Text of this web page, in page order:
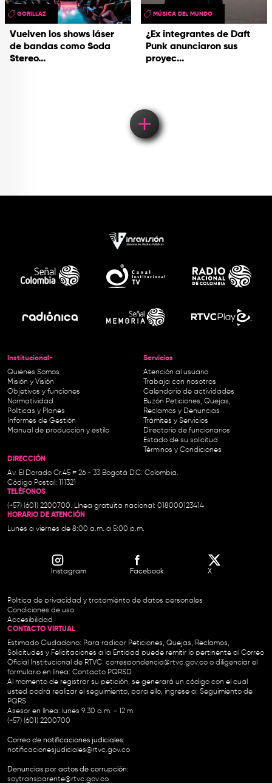
Vuelven los shows láser
de bandas como Soda
Stereo...
GORILLAZ
¿Ex integrantes de Daft
Punk anunciaron sus
proyec...
MÚSICA DEL MUNDO
Load More
Institucional-
Quiénes Somos
Misión y Visión
Objetivos y funciones
Normatividad
Políticas y Planes
Informes de Gestión
Manual de producción y estilo
Servicios
Atención al usuario
Trabaja con nosotros
Calendario de actividades
Buzón Peticiones, Quejas,
Reclamos y Denuncias
Trámites y Servicios
Directorio de funcionarios
Estado de su solicitud
Términos y Condiciones
DIRECCIÓN
Av. El Dorado Cr.45 # 26 - 33 Bogotá D.C. Colombia.
Código Postal: 111321
TELÉFONOS
(+57) (601) 2200700. Línea gratuita nacional: 018000123414
HORARIO DE ATENCIÓN
Lunes a viernes de 8:00 a.m. a 5:00 p.m.
Instagram Facebook X
Política de privacidad y tratamiento de datos personales
Condiciones de uso
Accesibilidad
CONTACTO VIRTUAL
Estimado Ciudadano: Para radicar Peticiones, Quejas, Reclamos,
Solicitudes y Felicitaciones a la Entidad puede remitir lo pertinente al Correo
Oficial Institucional de RTVC correspondencia@rtvc.gov.co o diligenciar el
formulario en línea: Contacto PQRSD.
Al momento de registrar su petición, se generará un código con el cual
usted podrá realizar el seguimiento, para ello, ingrese a: Seguimiento de
PQRS
Asesor en línea: lunes 9:30 a.m. - 12 m.
(+57) (601) 2200700
Correo de notificaciones judiciales:
notificacionesjudiciales@rtvc.gov.co
Denuncias por actos de corrupción:
soytransparente@rtvc.gov.co